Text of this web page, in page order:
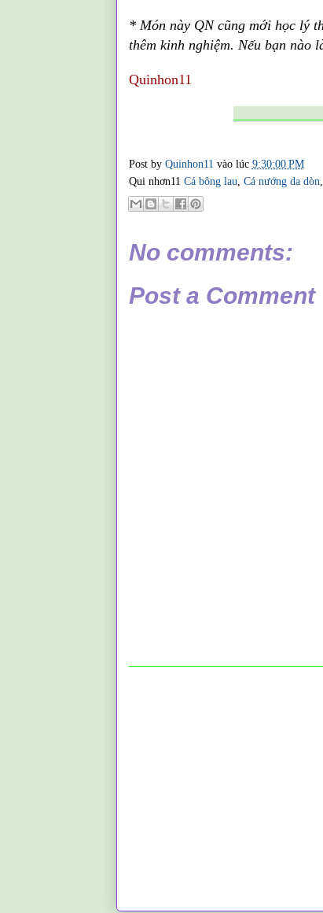
* Món này QN cũng mới học lý
thêm kinh nghiệm. Nếu bạn nào
Quinhon11
Post by Quinhon11 vào lúc 9:30:00 PM
Qui nhơn11 Cá bông lau, Cá nướng da dòn,
No comments:
Post a Comment